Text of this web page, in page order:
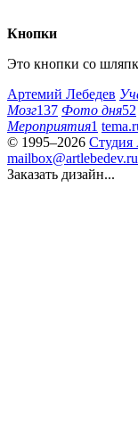
Кнопки
Это кнопки со
Артемий Лебедев
Мозг137 Фото дня52
Мероприятия1
© 1995–2026 Студия
mailbox@artlebedev.ru
Заказать дизайн...